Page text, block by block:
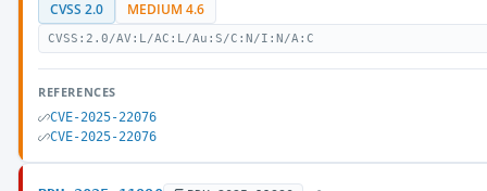
CVSS 2.0 MEDIUM 4.6
CVSS:2.0/AV:L/AC:L/Au:S/C:N/I:N/A:C
REFERENCES
CVE-2025-22076
CVE-2025-22076